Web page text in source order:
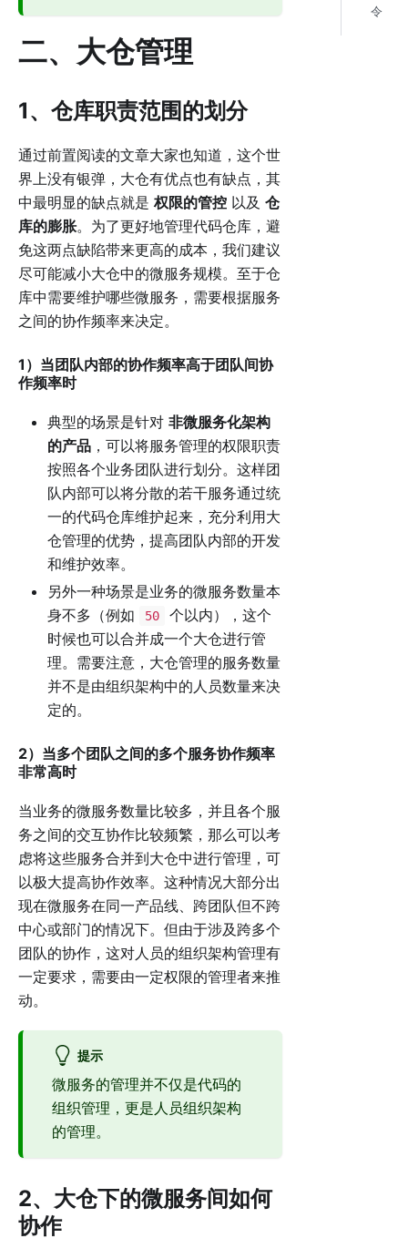
二、大仓管理
1、仓库职责范围的划分
通过前置阅读的文章大家也知道，这个世
界上没有银弹，大仓有优点也有缺点，其
中最明显的缺点就是权限的管控 以及 仓
库的膨胀。为了更好地管理代码仓库，避
免这两点缺陷带来更高的成本，我们建议
尽可能减小大仓中的微服务规模。至于仓
库中需要维护哪些微服务，需要根据服务
之间的协作频率来决定。
1）当团队内部的协作频率高于团队间协
作频率时
典型的场景是针对 非微服务化架构
的产品 ，可以将服务管理的权限职责
按照各个业务团队进行划分。这样团
队内部可以将分散的若干服务通过统
一的代码仓库维护起来，充分利用大
仓管理的优势，提高团队内部的开发
和维护效率。
另外一种场景是业务的微服务数量本
身不多（例如
50
个以内），这个
时候也可以合并成一个大仓进行管
理。需要注意，大仓管理的服务数量
并不是由组织架构中的人员数量来决
定的。
2）当多个团队之间的多个服务协作频率
非常高时
当业务的微服务数量比较多，并且各个服
务之间的交互协作比较频繁，那么可以考
虑将这些服务合并到大仓中进行管理，可
以极大提高协作效率。这种情况大部分出
现在微服务在同一产品线、跨团队但不跨
中心或部门的情况下。但由于涉及跨多个
团队的协作，这对人员的组织架构管理有
一定要求，需要由一定权限的管理者来推
动。
提示
微服务的管理并不仅是代码的
组织管理，更是人员组织架构
的管理。
2、大仓下的微服务间如何
协作
令